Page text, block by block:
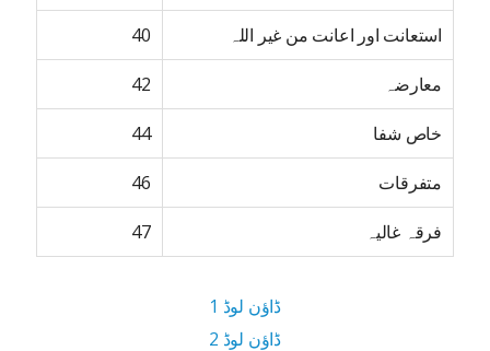
استعانت اور اعانت من غیر اللہ 40
معارضہ 42
خاص شفا 44
متفرقات 46
فرقہ غالیہ 47
ڈاؤن لوڈ 1
ڈاؤن لوڈ 2